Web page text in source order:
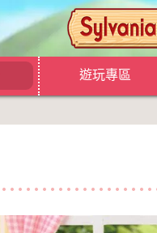
遊玩專區